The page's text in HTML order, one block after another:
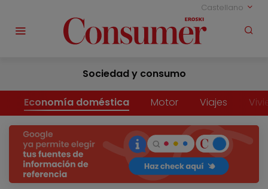
Castellano
Sociedad y consumo
Economía doméstica Motor Viajes